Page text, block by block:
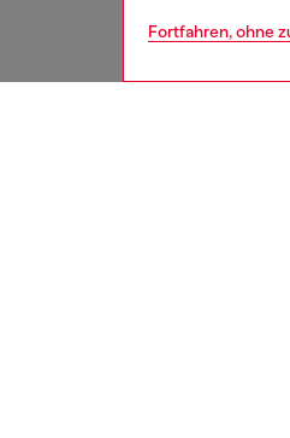
Fortfahren, ohne